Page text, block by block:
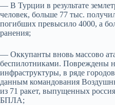
— В Турции в результате
человек, больше 77 тыс.
погибших превысило 4000, а
ранения;
— Оккупанты вновь массово
беспилотниками. Повреждены
инфраструктуры, в ряде
данным командования
из 71 ракет, выпущенных
БПЛА;